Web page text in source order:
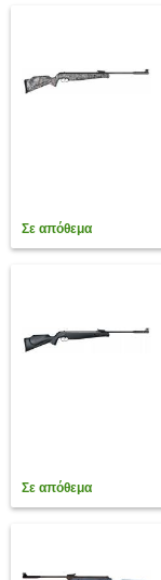
Σε απόθεμα
Σε απόθεμα